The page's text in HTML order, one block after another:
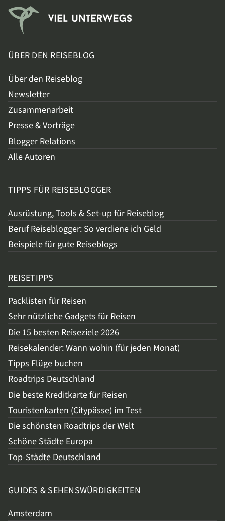
ÜBER DEN REISEBLOG
Über den Reiseblog
Newsletter
Zusammenarbeit
Presse & Vorträge
Blogger Relations
Alle Autoren
TIPPS FÜR REISEBLOGGER
Ausrüstung, Tools & Set-up für Reiseblog
Beruf Reiseblogger: So verdiene ich Geld
Beispiele für gute Reiseblogs
REISETIPPS
Packlisten für Reisen
Sehr nützliche Gadgets für Reisen
Die 15 besten Reiseziele 2026
Reisekalender: Wann wohin (für jeden Monat)
Tipps Flüge buchen
Roadtrips Deutschland
Die beste Kreditkarte für Reisen
Touristenkarten (Citypässe) im Test
Die schönsten Roadtrips der Welt
Schöne Städte Europa
Top-Städte Deutschland
GUIDES & SEHENSWÜRDIGKEITEN
Amsterdam